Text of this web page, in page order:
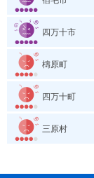
四万十市
檮原町
四万十町
三原村